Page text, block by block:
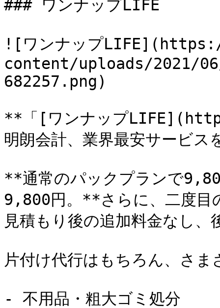
### ワンナップLIFE
![ワンナップ
content/uploads/2021/06/
682257.png)
**「[ワンナップ
明朗会計、業界最安サービス
**通常のパックプランで
9,800円。**さらに、二度目
見積もり後の追加料金なし、
片付け代行はもちろん、さ
- 不用品・粗大ゴミ処分